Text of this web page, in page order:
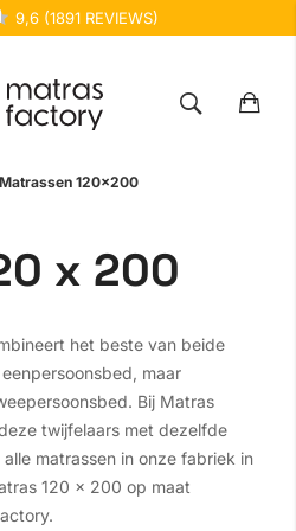
9,6 (1891 REVIEWS)
Matrassen 120x200
x 200
het beste van beide
maar
Bij Matras
twijfelaars met dezelfde
matrassen in onze fabriek in
120 x 200 op maat